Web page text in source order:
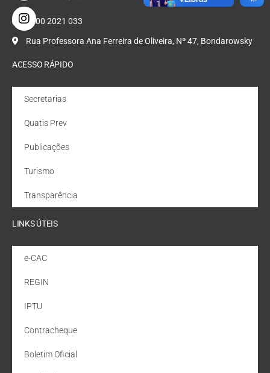
0800 2021 033
Rua Professora Ana Ferreira de Oliveira, Nº 47, Bondarowsky
ACESSO RÁPIDO
Secretarias
Quatis Prev
Publicações
Turismo
Transparência
LINKS ÚTEIS
e-CAC
REGIN
IPTU
Contracheque
Boletim Oficial